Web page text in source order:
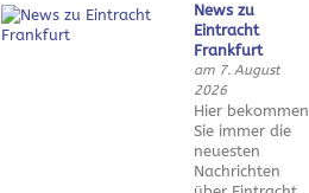
News zu
Eintracht
Frankfurt
am 7. August
2026
Hier bekommen
Sie immer die
neuesten
Nachrichten